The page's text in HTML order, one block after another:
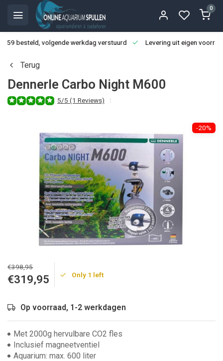
0
besteld, volgende werkdag verstuurd Levering uit eigen
Terug
Dennerle Carbo Night M600
5/5 (1 Reviews)
-20%
€398,95
€319,95 Only 1 left
Op voorraad, 1-2 werkdagen
Met 2000g hervulbare CO2 fles
Inclusief magneetventiel
Aquarium: max. 600 liter